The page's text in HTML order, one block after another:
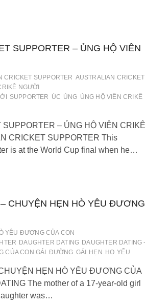
SUPPORTER – ỦNG HỘ VIÊN
CRICKET SUPPORTER AUSTRALIAN CRICKET
NGƯỜI
SUPPORTER ÚC ỦNG ỦNG HỘ VIÊN CRIKÊ
– ỦNG HỘ VIÊN CRIKÊ
CRICKET SUPPORTER This
is at the World Cup final when he…
CHUYỆN HẸN HÒ YÊU ĐƯƠNG
YÊU ĐƯƠNG CỦA CON
DAUGHTER DATING DAUGHTER DATING
CỦA CON GÁI
ĐƯỜNG GÁI HẸN HỌ YẾU
HẸN HÒ YÊU ĐƯƠNG CỦA
The mother of a 17-year-old girl
was…